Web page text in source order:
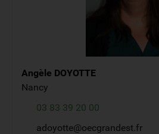
Angèle DOYOTTE
Nancy
03 83 39 20 00
adoyotte@oecgrandest.fr